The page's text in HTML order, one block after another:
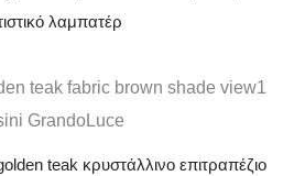
λαμπατέρ
teak κρυστάλλινο επιτραπέζιο